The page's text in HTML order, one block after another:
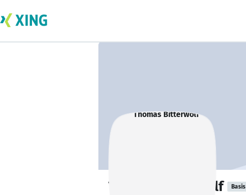
Thomas Bitterwolf Basis